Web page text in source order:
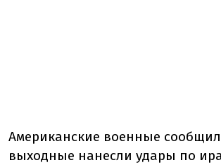
Американские военные
выходные нанесли удары по